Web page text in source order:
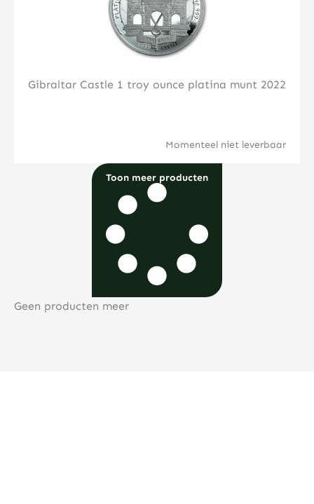
Gibraltar Castle 1 troy ounce platina munt 2022
Momenteel niet leverbaar
Toon meer producten
Geen producten meer